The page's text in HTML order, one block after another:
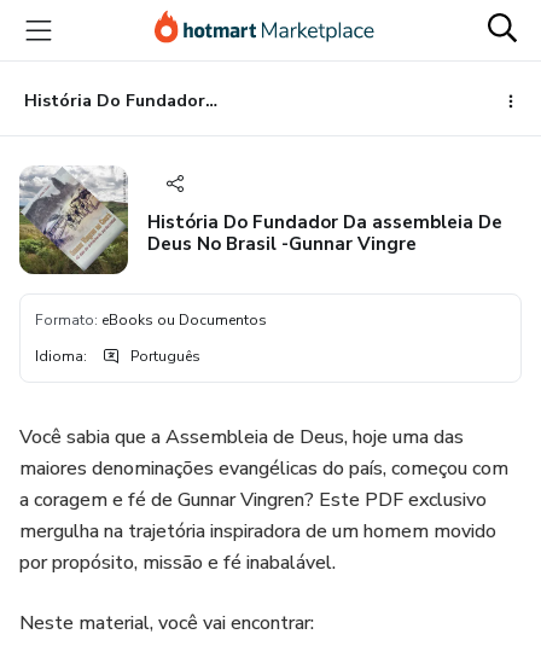
para
conteúdo
principal
para
pagamento
para
rodapé
História Do Fundador Da assembleia De Deus No Brasil -Gunnar Vingre
História Do Fundador Da assembleia De
Deus No Brasil -Gunnar Vingre
Formato: eBooks ou Documentos
Idioma: Português
Você sabia que a Assembleia de Deus, hoje uma das
maiores denominações evangélicas do país, começou com
a coragem e fé de Gunnar Vingren? Este PDF exclusivo
mergulha na trajetória inspiradora de um homem movido
por propósito, missão e fé inabalável.
Neste material, você vai encontrar: